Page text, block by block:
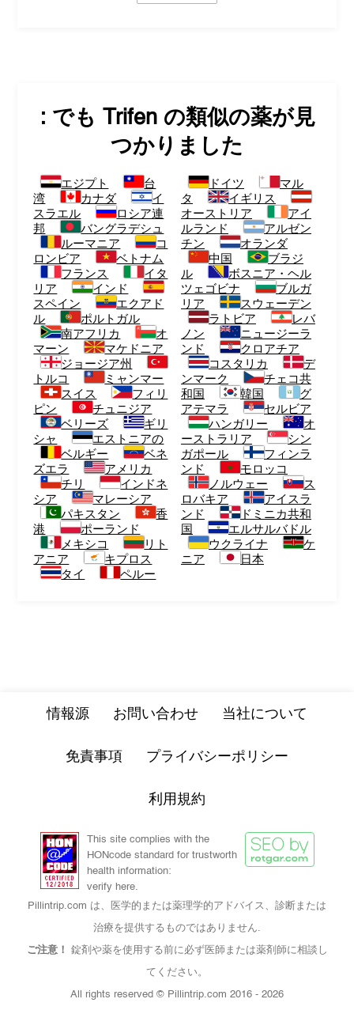
: でも Trifenの類似の薬が見
つかりました
エジプト
台
湾
カナダ
イ
スラエル
ロシア連
邦
バングラデシュ
ルーマニア
コ
ロンビア
ベトナム
フランス
イタ
リア
インド
スペイン
エクアド
ル
ポルトガル
南アフリカ
オ
マーン
マケドニア
ジョージア州
トルコ
ミャンマー
スイス
フィリ
ピン
チュニジア
ベリーズ
ギリ
シャ
エストニアの
ベルギー
ベネ
ズエラ
アメリカ
チリ
インドネ
シア
マレーシア
パキスタン
香
港
ポーランド
メキシコ
リト
アニア
キプロス
タイ
ペルー
ドイツ
マル
タ
イギリス
オーストリア
アイ
ルランド
アルゼン
チン
オランダ
中国
ブラジ
ル
ボスニア・ヘル
ツェゴビナ
ブルガ
リア
スウェーデン
ラトビア
レバ
ノン
ニュージーラ
ンド
クロアチア
コスタリカ
デ
ンマーク
チェコ共
和国
韓国
グ
アテマラ
セルビア
ハンガリー
オ
ーストラリア
シン
ガポール
フィンラ
ンド
モロッコ
ノルウェー
ス
ロバキア
アイスラ
ンド
ドミニカ共和
国
エルサルバドル
ウクライナ
ケ
ニア
日本
情報源 お問い合わせ 当社について
免責事項 プライバシーポリシー
利用規約
This site complies with the
HONcode standard for trustworth
health information:
verify here.
Pillintrip.com は、医学的または薬理学的アドバイス、診断または
治療を提供するものではありません.
ご注意！ 錠剤や薬を使用する前に必ず医師または薬剤師に相談し
てください。
All rights reserved © Pillintrip.com 2016 - 2026